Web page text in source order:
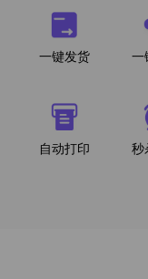
一键发货 一
自动打印 秒